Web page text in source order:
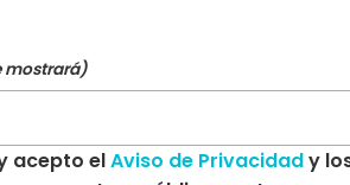
mostrará)
acepto elAviso de Privacidady